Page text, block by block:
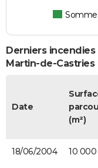
Somme
Derniers
Martin-de-Castries
Date
(m²)
18/06/2004 10 000